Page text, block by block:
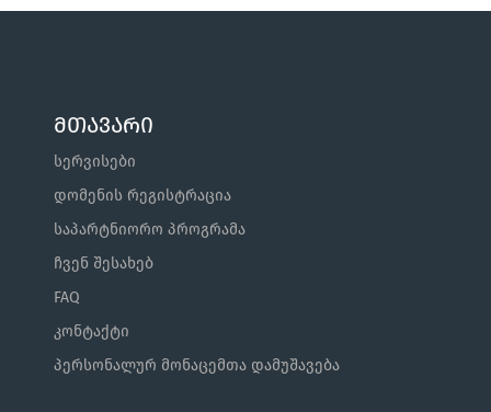
მთავარი
სერვისები
დომენის რეგისტრაცია
საპარტნიორო პროგრამა
ჩვენ შესახებ
FAQ
კონტაქტი
პერსონალურ მონაცემთა დამუშავება